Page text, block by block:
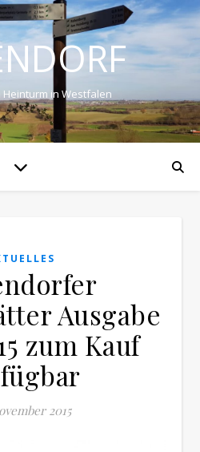
Heinturm in Westfalen
Ausgabe
zum Kauf
2015